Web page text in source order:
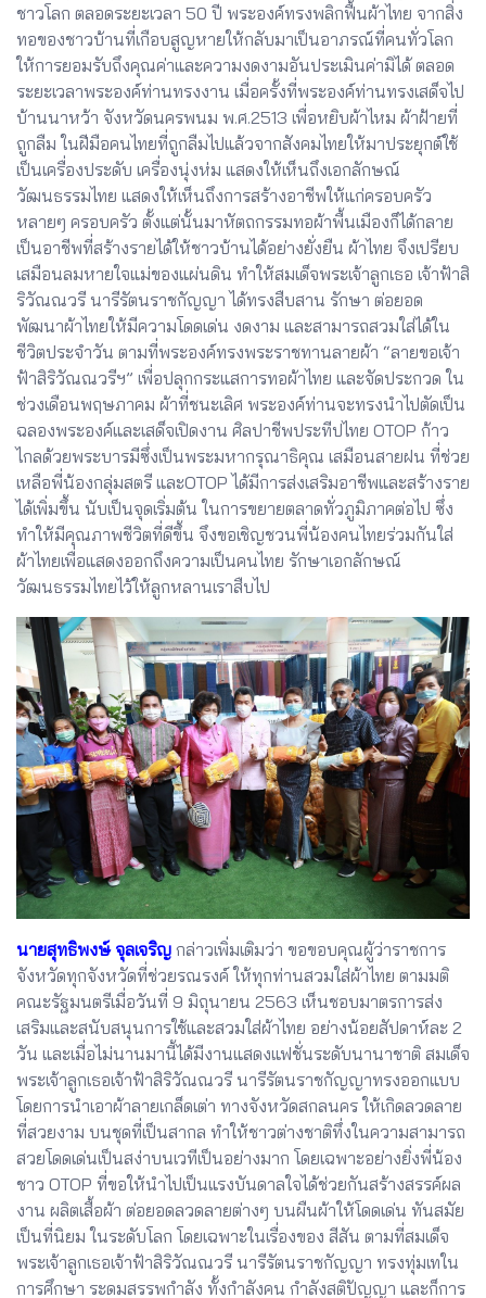
ชาวโลก ตลอดระยะเวลา 50 ปี พระองค์ทรงพลิกฟื้นผ้าไทย จากสิ่ง
ทอของชาวบ้านที่เกือบสูญหายให้กลับมาเป็นอาภรณ์ที่คนทั่วโลก
ให้การยอมรับถึงคุณค่าและความงดงามอันประเมินค่ามิได้ ตลอด
ระยะเวลาพระองค์ท่านทรงงาน เมื่อครั้งที่พระองค์ท่านทรงเสด็จไป
บ้านนาหว้า จังหวัดนครพนม พ.ศ.2513 เพื่อหยิบผ้าไหม ผ้าฝ้ายที่
ถูกลืม ในฝีมือคนไทยที่ถูกลืมไปแล้วจากสังคมไทยให้มาประยุกต์ใช้
เป็นเครื่องประดับ เครื่องนุ่งห่ม แสดงให้เห็นถึงเอกลักษณ์
วัฒนธรรมไทย แสดงให้เห็นถึงการสร้างอาชีพให้แก่ครอบครัว
หลายๆ ครอบครัว ตั้งแต่นั้นมาหัตถกรรมทอผ้าพื้นเมืองก็ได้กลาย
เป็นอาชีพที่สร้างรายได้ให้ชาวบ้านได้อย่างยั่งยืน ผ้าไทย จึงเปรียบ
เสมือนลมหายใจแม่ของแผ่นดิน ทำให้สมเด็จพระเจ้าลูกเธอ เจ้าฟ้าสิ
ริวัณณวรี นารีรัตนราชกัญญา ได้ทรงสืบสาน รักษา ต่อยอด
พัฒนาผ้าไทยให้มีความโดดเด่น งดงาม และสามารถสวมใส่ได้ใน
ชีวิตประจำวัน ตามที่พระองค์ทรงพระราชทานลายผ้า “ลายขอเจ้า
ฟ้าสิริวัณณวรีฯ” เพื่อปลุกกระแสการทอผ้าไทย และจัดประกวด ใน
ช่วงเดือนพฤษภาคม ผ้าที่ชนะเลิศ พระองค์ท่านจะทรงนำไปตัดเป็น
ฉลองพระองค์และเสด็จเปิดงาน ศิลปาชีพประทีปไทย OTOP ก้าว
ไกลด้วยพระบารมีซึ่งเป็นพระมหากรุณาธิคุณ เสมือนสายฝน ที่ช่วย
เหลือพี่น้องกลุ่มสตรี และOTOP ได้มีการส่งเสริมอาชีพและสร้างราย
ได้เพิ่มขึ้น นับเป็นจุดเริ่มต้น ในการขยายตลาดทั่วภูมิภาคต่อไป ซึ่ง
ทำให้มีคุณภาพชีวิตที่ดีขึ้น จึงขอเชิญชวนพี่น้องคนไทยร่วมกันใส่
ผ้าไทยเพื่อแสดงออกถึงความเป็นคนไทย รักษาเอกลักษณ์
วัฒนธรรมไทยไว้ให้ลูกหลานเราสืบไป
นายสุทธิพงษ์ จุลเจริญ กล่าวเพิ่มเติมว่า ขอขอบคุณผู้ว่าราชการ
จังหวัดทุกจังหวัดที่ช่วยรณรงค์ ให้ทุกท่านสวมใส่ผ้าไทย ตามมติ
คณะรัฐมนตรีเมื่อวันที่ 9 มิถุนายน 2563 เห็นชอบมาตรการส่ง
เสริมและสนับสนุนการใช้และสวมใส่ผ้าไทย อย่างน้อยสัปดาห์ละ 2
วัน และเมื่อไม่นานมานี้ได้มีงานแสดงแฟชั่นระดับนานาชาติ สมเด็จ
พระเจ้าลูกเธอเจ้าฟ้าสิริวัณณวรี นารีรัตนราชกัญญาทรงออกแบบ
โดยการนำเอาผ้าลายเกล็ดเต่า ทางจังหวัดสกลนคร ให้เกิดลวดลาย
ที่สวยงาม บนชุดที่เป็นสากล ทำให้ชาวต่างชาติทึ่งในความสามารถ
สวยโดดเด่นเป็นสง่าบนเวทีเป็นอย่างมาก โดยเฉพาะอย่างยิ่งพี่น้อง
ชาว OTOP ที่ขอให้นำไปเป็นแรงบันดาลใจได้ช่วยกันสร้างสรรค์ผล
งาน ผลิตเสื้อผ้า ต่อยอดลวดลายต่างๆ บนผืนผ้าให้โดดเด่น ทันสมัย
เป็นที่นิยม ในระดับโลก โดยเฉพาะในเรื่องของ สีสัน ตามที่สมเด็จ
พระเจ้าลูกเธอเจ้าฟ้าสิริวัณณวรี นารีรัตนราชกัญญา ทรงทุ่มเทใน
การศึกษา ระดมสรรพกำลัง ทั้งกำลังคน กำลังสติปัญญา และก็การ